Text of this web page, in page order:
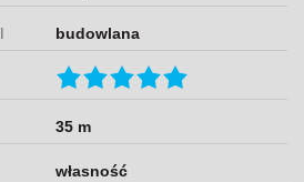
budowlana
35 m
własność